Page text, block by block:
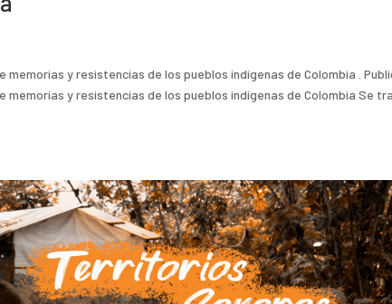
memorias y resistencias de los pueblos indígenas de Colombia .
memorias y resistencias de los pueblos indígenas de Colombia Se